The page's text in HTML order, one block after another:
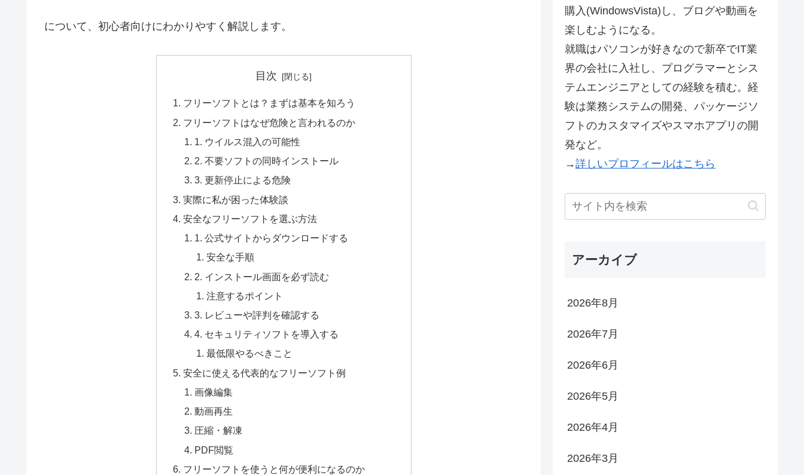
について、初心者向けにわかりやすく解説します。
目次
フリーソフトとは？まずは基本を知ろう
フリーソフトはなぜ危険と言われるのか
1. ウイルス混入の可能性
2. 不要ソフトの同時インストール
3. 更新停止による危険
実際に私が困った体験談
安全なフリーソフトを選ぶ方法
1. 公式サイトからダウンロードする
安全な手順
2. インストール画面を必ず読む
注意するポイント
3. レビューや評判を確認する
4. セキュリティソフトを導入する
最低限やるべきこと
安全に使える代表的なフリーソフト例
画像編集
動画再生
圧縮・解凍
PDF閲覧
フリーソフトを使うと何が便利になるのか
購入(WindowsVista)し、ブログや動画を
楽しむようになる。
就職はパソコンが好きなので新卒でIT業
界の会社に入社し、プログラマーとシス
テムエンジニアとしての経験を積む。経
験は業務システムの開発、パッケージソ
フトのカスタマイズやスマホアプリの開
発など。
→詳しいプロフィールはこちら
アーカイブ
2026年8月
2026年7月
2026年6月
2026年5月
2026年4月
2026年3月